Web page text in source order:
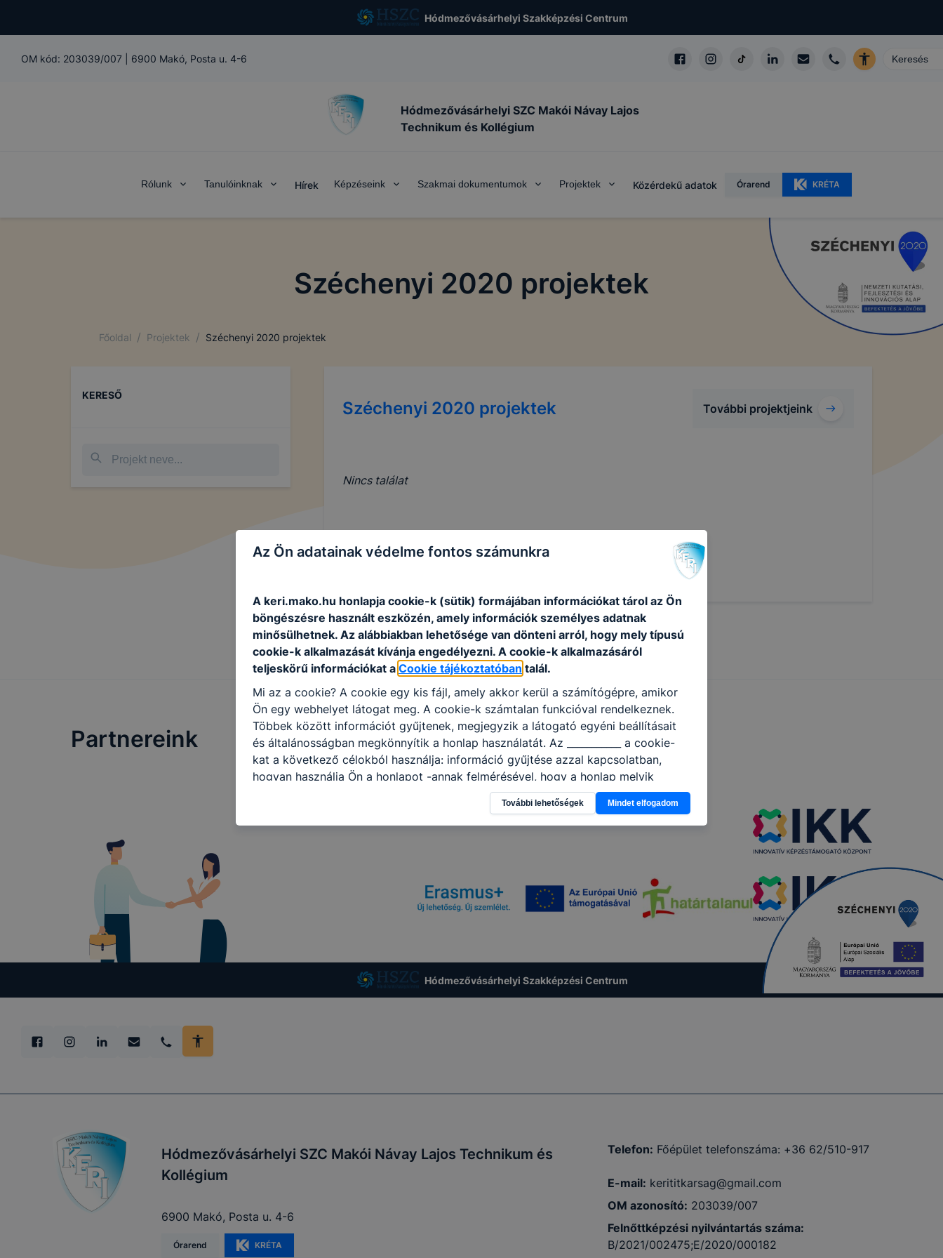
Hódmezővásárhelyi Szakképzési Centrum
OM kód: 203039/007 6900 Makó, Posta u. 4-6
Hódmezővásárhelyi SZC Makói Návay Lajos
Technikum és Kollégium
Rólunk Tanulóinknak Hírek Képzéseink Szakmai dokumentumok Projektek Közérdekű adatok Órarend KRÉTA
Széchenyi 2020 projektek
Főoldal / Projektek / Széchenyi 2020 projektek
KERESŐ
Széchenyi 2020 projektek További projektjeink
Nincs találat
Partnereink
Hódmezővásárhelyi Szakképzési Centrum
Hódmezővásárhelyi SZC Makói Návay Lajos Technikum és
Kollégium
6900 Makó, Posta u. 4-6
Órarend KRÉTA
Telefon: Főépület telefonszáma: +36 62/510-917
E-mail: kerititkarsag@gmail.com
OM azonosító: 203039/007
Felnőttképzési nyilvántartás száma:
B/2021/002475;E/2020/000182
Az Ön adatainak védelme fontos számunkra
A keri.mako.hu honlapja cookie-k (sütik) formájában információkat tárol az Ön
böngészésre használt eszközén, amely információk személyes adatnak
minősülhetnek. Az alábbiakban lehetősége van dönteni arról, hogy mely típusú
cookie-k alkalmazását kívánja engedélyezni. A cookie-k alkalmazásáról
teljeskörű információkat a Cookie tájékoztatóban talál.
Mi az a cookie? A cookie egy kis fájl, amely akkor kerül a számítógépre, amikor
Ön egy webhelyet látogat meg. A cookie-k számtalan funkcióval rendelkeznek.
Többek között információt gyűjtenek, megjegyzik a látogató egyéni beállításait
és általánosságban megkönnyítik a honlap használatát. Az ___________ a cookie-
kat a következő célokból használja: információ gyűjtése azzal kapcsolatban,
hogyan használja Ön a honlapot -annak felmérésével, hogy a honlap melyik
részeit látogatja, vagy használja leginkább, így megtudhatjuk, hogyan
biztosítsunk Önnek még jobb felhasználói élményt, ha ismét meglátogatja
oldalunkat, honlap fejlesztése. Hogyan ellenőrizheti és hogyan tudja kikapcsolni a
a cookie-kat, de ezek általában megváltoztathatók. Felhívjuk figyelmét, hogy
mivel a cookie-k célja honlapunk használhatóságának és folyamatainak
megkönnyítése vagy lehetővé tétele, a cookie-k alkalmazásának
tervezettől eltérően fog működni böngészőjében.
További lehetőségek Mindet elfogadom